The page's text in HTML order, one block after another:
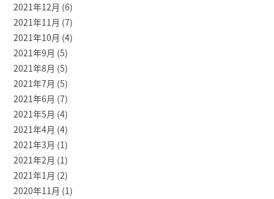
2021年12月 (6)
2021年11月 (7)
2021年10月 (4)
2021年9月 (5)
2021年8月 (5)
2021年7月 (5)
2021年6月 (7)
2021年5月 (4)
2021年4月 (4)
2021年3月 (1)
2021年2月 (1)
2021年1月 (2)
2020年11月 (1)